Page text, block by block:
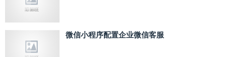
微信小程序配置企业微信客服